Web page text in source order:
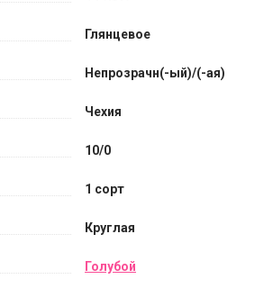
Глянцевое
Непрозрачн(-ый)/(-ая)
Чехия
10/0
1 сорт
Круглая
Голубой